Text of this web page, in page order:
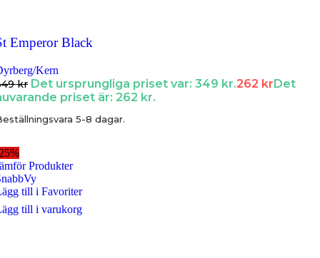
Emperor Black
Kern
kr Det ursprungliga priset var: 349 kr.262 krDet
priset är: 262 kr.
5-8 dagar.
Produkter
till i Favoriter
till i varukorg